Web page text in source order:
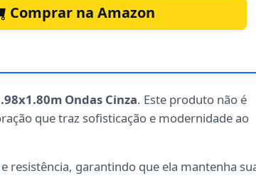
Comprar na Amazon
Ondas Cinza. Este produto não é
que traz sofisticação e modernidade ao
resistência, garantindo que ela mantenha